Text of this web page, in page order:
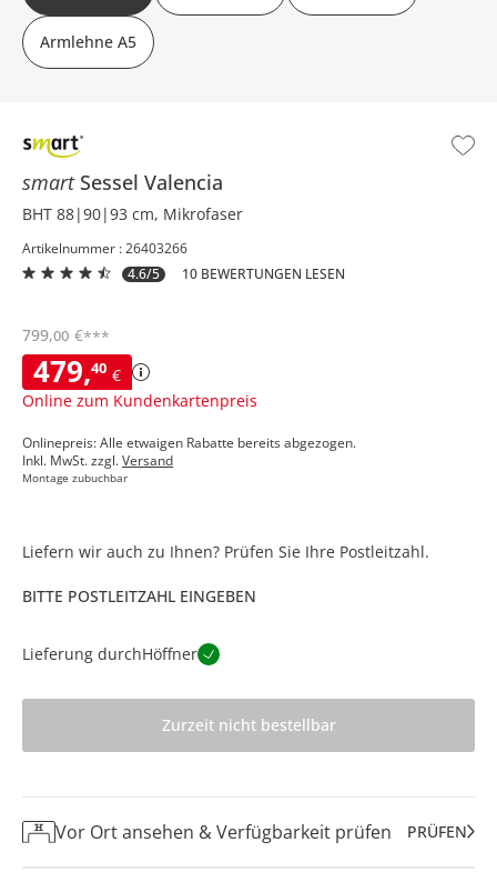
smart Sessel Valencia
BHT 88|90|93 cm, Mikrofaser
Artikelnummer : 26403266
4.6/5
10 BEWERTUNGEN LESEN
479,40 €
Online zum Kundenkartenpreis
799,00 €***
Onlinepreis: Alle etwaigen Rabatte bereits abgezogen.
Inkl. MwSt. zzgl.Versand
Montage zubuchbar
Armlehne A5
Liefern wir auch zu Ihnen? Prüfen Sie Ihre Postleitzahl.
BITTE POSTLEITZAHL EINGEBEN
Lieferung durchHöffner
Zurzeit nicht bestellbar
Vor Ort ansehen & Verfügbarkeit prüfen PRÜFEN